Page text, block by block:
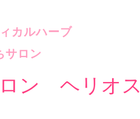
カルハーブ
サロン
ン ヘリオス